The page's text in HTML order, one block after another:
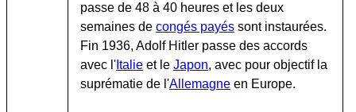
passe de 48 à 40 heures et les deux
semaines de congés payés sont instaurées.
Fin 1936, Adolf Hitler passe des accords
avec l' Italie et le Japon, avec pour objectif la
suprématie de l'Allemagne en Europe.